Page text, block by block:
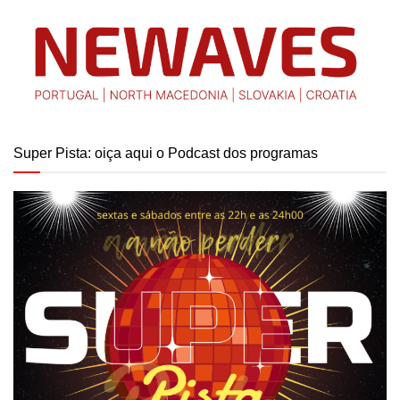
Super Pista: oiça aqui o Podcast dos programas